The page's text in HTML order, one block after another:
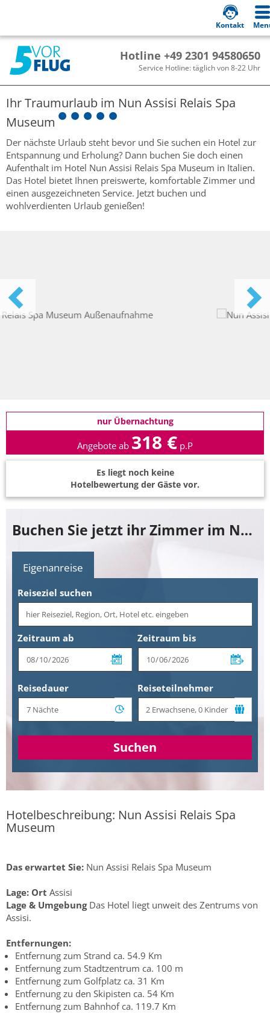
Hotline +49 2301 94580650
Service Hotline: täglich von 8-22 Uhr
Kontakt
Ihr Traumurlaub im Nun Assisi Relais Spa
Museum
Der nächste Urlaub steht bevor und Sie suchen ein Hotel zur
Entspannung und Erholung? Dann buchen Sie doch einen
Aufenthalt im Hotel Nun Assisi Relais Spa Museum in Italien.
Das Hotel bietet Ihnen preiswerte, komfortable Zimmer und
einen ausgezeichneten Service. Jetzt buchen und
wohlverdienten Urlaub genießen!
nur Übernachtung
Angebote ab 318 € p.P
Es liegt noch keine
Hotelbewertung der Gäste vor.
Buchen Sie jetzt ihr Zimmer im Nun Assisi Relais Spa Museum
Eigenanreise
Reiseziel suchen
Zeitraum ab Zeitraum bis
Reisedauer Reiseteilnehmer
Suchen
Hotelbeschreibung: Nun Assisi Relais Spa
Museum
Das erwartet Sie: Nun Assisi Relais Spa Museum
Lage: Ort Assisi
Lage & UmgebungDas Hotel liegt unweit des Zentrums von
Assisi.
Entfernungen:
Entfernung zum Strand ca. 54.9 Km
Entfernung zum Stadtzentrum ca. 100 m
Entfernung zum Golfplatz ca. 31 Km
Entfernung zu den Skipisten ca. 54 Km
Entfernung zum Bahnhof ca. 119.7 Km